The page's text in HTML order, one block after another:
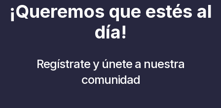
¡Queremos que estés al
día!
Regístrate y únete a nuestra
comunidad